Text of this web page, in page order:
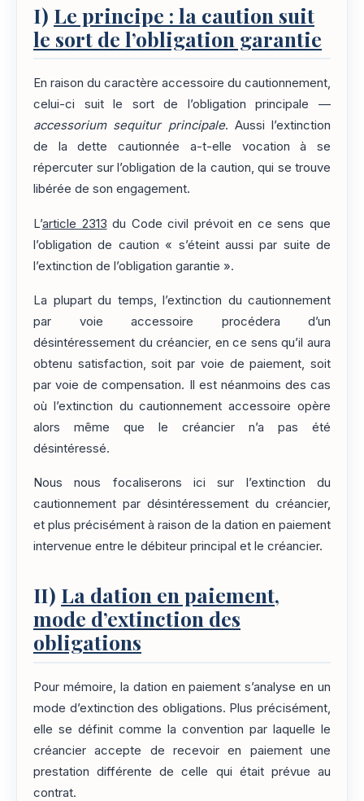
I) Le principe : la caution suit
le sort de l’obligation garantie
En raison du caractère accessoire du cautionnement,
celui-ci suit le sort de l’obligation principale —
accessorium sequitur principale. Aussi l’extinction
de la dette cautionnée a-t-elle vocation à se
répercuter sur l’obligation de la caution, qui se trouve
libérée de son engagement.
L’article 2313 du Code civil prévoit en ce sens que
l’obligation de caution « s’éteint aussi par suite de
l’extinction de l’obligation garantie ».
La plupart du temps, l’extinction du cautionnement
par voie accessoire procédera d’un
désintéressement du créancier, en ce sens qu’il aura
obtenu satisfaction, soit par voie de paiement, soit
par voie de compensation. Il est néanmoins des cas
où l’extinction du cautionnement accessoire opère
alors même que le créancier n’a pas été
désintéressé.
Nous nous focaliserons ici sur l’extinction du
cautionnement par désintéressement du créancier,
et plus précisément à raison de la dation en paiement
intervenue entre le débiteur principal et le créancier.
II) La dation en paiement,
mode d’extinction des
obligations
Pour mémoire, la dation en paiement s’analyse en un
mode d’extinction des obligations. Plus précisément,
elle se définit comme la convention par laquelle le
créancier accepte de recevoir en paiement une
prestation différente de celle qui était prévue au
contrat.